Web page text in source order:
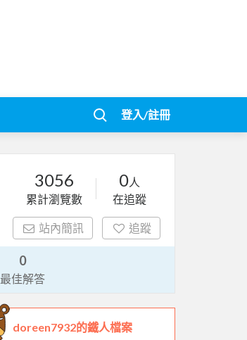
登入/註冊
3056
累計瀏覽數
0人
在追蹤
站內簡訊 追蹤
0
最佳解答
doreen7932的鐵人檔案